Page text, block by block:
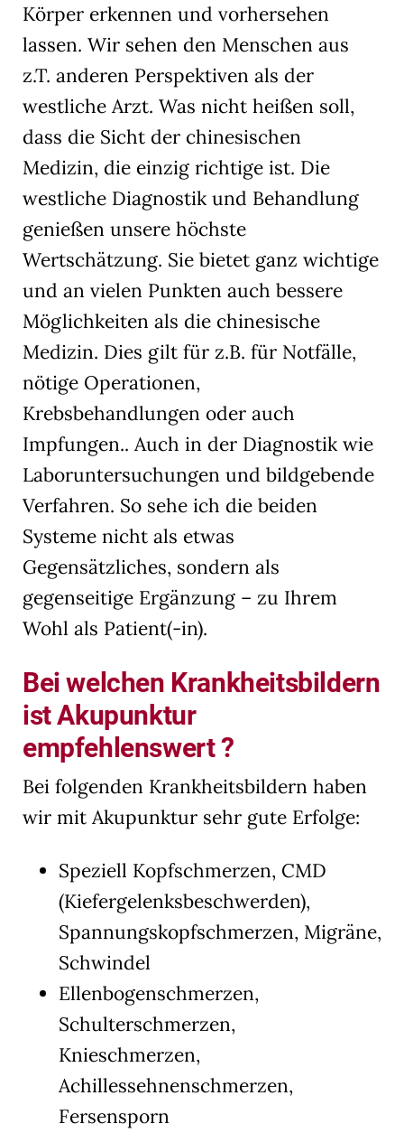
Körper erkennen und vorhersehen
lassen. Wir sehen den Menschen aus
z.T. anderen Perspektiven als der
westliche Arzt. Was nicht heißen soll,
dass die Sicht der chinesischen
Medizin, die einzig richtige ist. Die
westliche Diagnostik und Behandlung
genießen unsere höchste
Wertschätzung. Sie bietet ganz wichtige
und an vielen Punkten auch bessere
Möglichkeiten als die chinesische
Medizin. Dies gilt für z.B. für Notfälle,
nötige Operationen,
Krebsbehandlungen oder auch
Impfungen.. Auch in der Diagnostik wie
Laboruntersuchungen und bildgebende
Verfahren. So sehe ich die beiden
Systeme nicht als etwas
Gegensätzliches, sondern als
gegenseitige Ergänzung – zu Ihrem
Wohl als Patient(-in).
Bei welchen Krankheitsbildern
ist Akupunktur
empfehlenswert ?
Bei folgenden Krankheitsbildern haben
wir mit Akupunktur sehr gute Erfolge:
Speziell Kopfschmerzen, CMD
(Kiefergelenksbeschwerden),
Spannungskopfschmerzen, Migräne,
Schwindel
Ellenbogenschmerzen,
Schulterschmerzen,
Knieschmerzen,
Achillessehnenschmerzen,
Fersensporn